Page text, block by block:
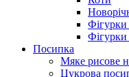
Посипка
Мяке рисове
Цукрова